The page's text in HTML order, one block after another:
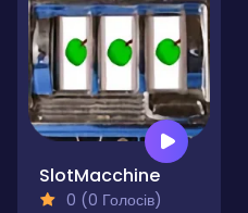
SlotMacchine
0 (0 Голосів)